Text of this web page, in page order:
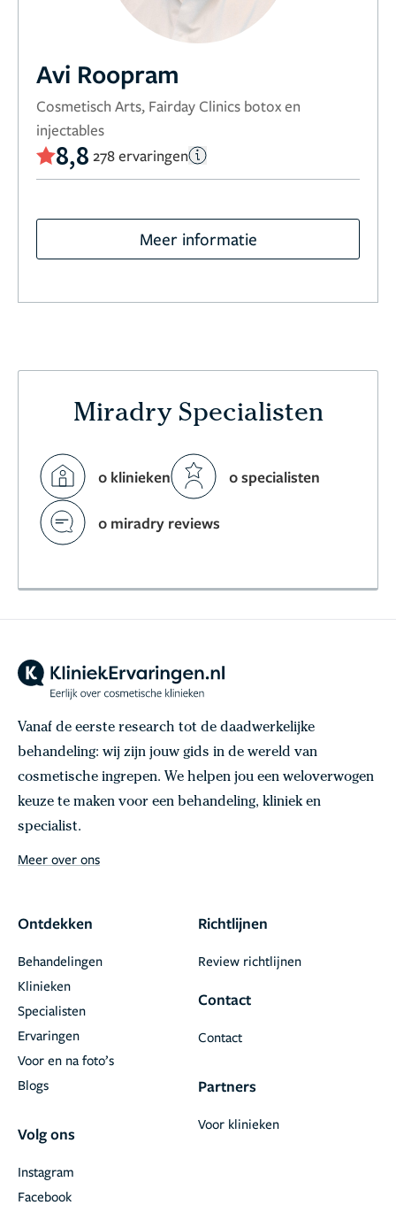
Avi Roopram
Cosmetisch Arts, Fairday Clinics botox en
injectables
8,8 278 ervaringen
Meer informatie
Miradry Specialisten
0 klinieken 0 specialisten
0 miradry reviews
Vanaf de eerste research tot de daadwerkelijke
behandeling: wij zijn jouw gids in de wereld van
cosmetische ingrepen. We helpen jou een weloverwogen
keuze te maken voor een behandeling, kliniek en
specialist.
Meer over ons
Ontdekken
Behandelingen
Klinieken
Specialisten
Ervaringen
Voor en na foto’s
Blogs
Volg ons
Facebook
Instagram
Richtlijnen
Review richtlijnen
Contact
Contact
Partners
Voor klinieken